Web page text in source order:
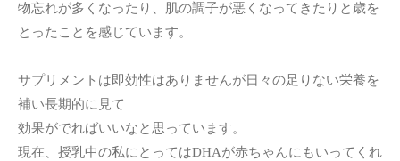
物忘れが多くなったり、肌の調子が悪くなってきたりと歳を
とったことを感じています。
サプリメントは即効性はありませんが日々の足りない栄養を
補い長期的に見て
効果がでればいいなと思っています。
現在、授乳中の私にとってはDHAが赤ちゃんにもいってくれ